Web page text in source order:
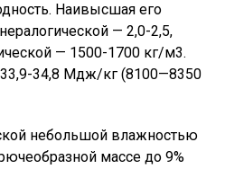
Наивысшая его
— 2,0-2,5,
— 1500-1700 кг/м3.
33,9-34,8 Мдж/кг (8100—8350
небольшой влажностью
массе до 9%